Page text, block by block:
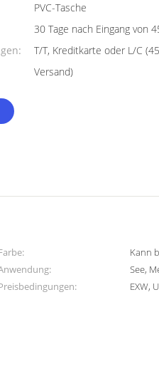
PVC-Tasche
30 Tage nach Eingang von
T/T, Kreditkarte oder L/C
Versand)
Kann
See,
EXW,